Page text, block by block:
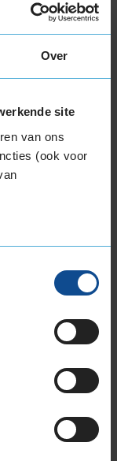
Over
site
van ons
(ook voor
Kies je